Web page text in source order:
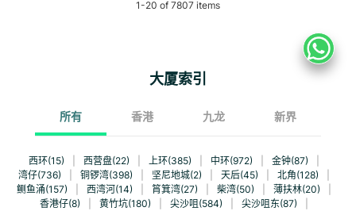
1-20 of 7807 items
大厦索引
所有 香港 九龙 新界
西环(15) 西营盘(22) 上环(385) 中环(972) 金钟(87)
湾仔(736)
铜锣湾(398) 坚尼地城(2) 天后(45) 北角(128)
鲗鱼涌(157)
西湾河(14) 筲箕湾(27) 柴湾(50) 薄扶林(20)
香港仔(8)
黄竹坑(180) 尖沙咀(584) 尖沙咀东(87)